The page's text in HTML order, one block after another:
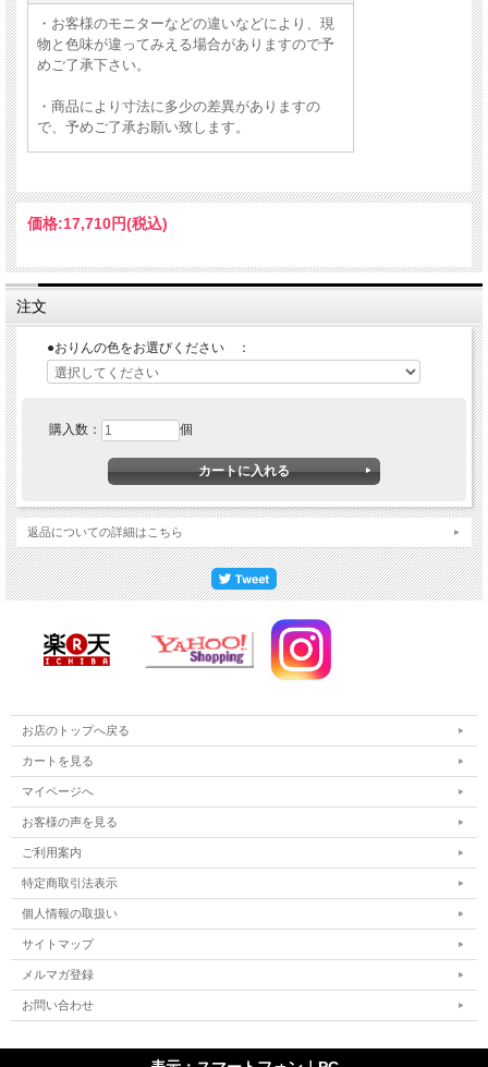
・お客様のモニターなどの違いなどにより、現
物と色味が違ってみえる場合がありますので予
めご了承下さい。
・商品により寸法に多少の差異がありますの
で、予めご了承お願い致します。
価格:17,710円(税込)
注文
●おりんの色をお選びください ：
購入数： 個
返品についての詳細はこちら
お店のトップへ戻る
カートを見る
マイページへ
お客様の声を見る
ご利用案内
特定商取引法表示
個人情報の取扱い
サイトマップ
メルマガ登録
お問い合わせ